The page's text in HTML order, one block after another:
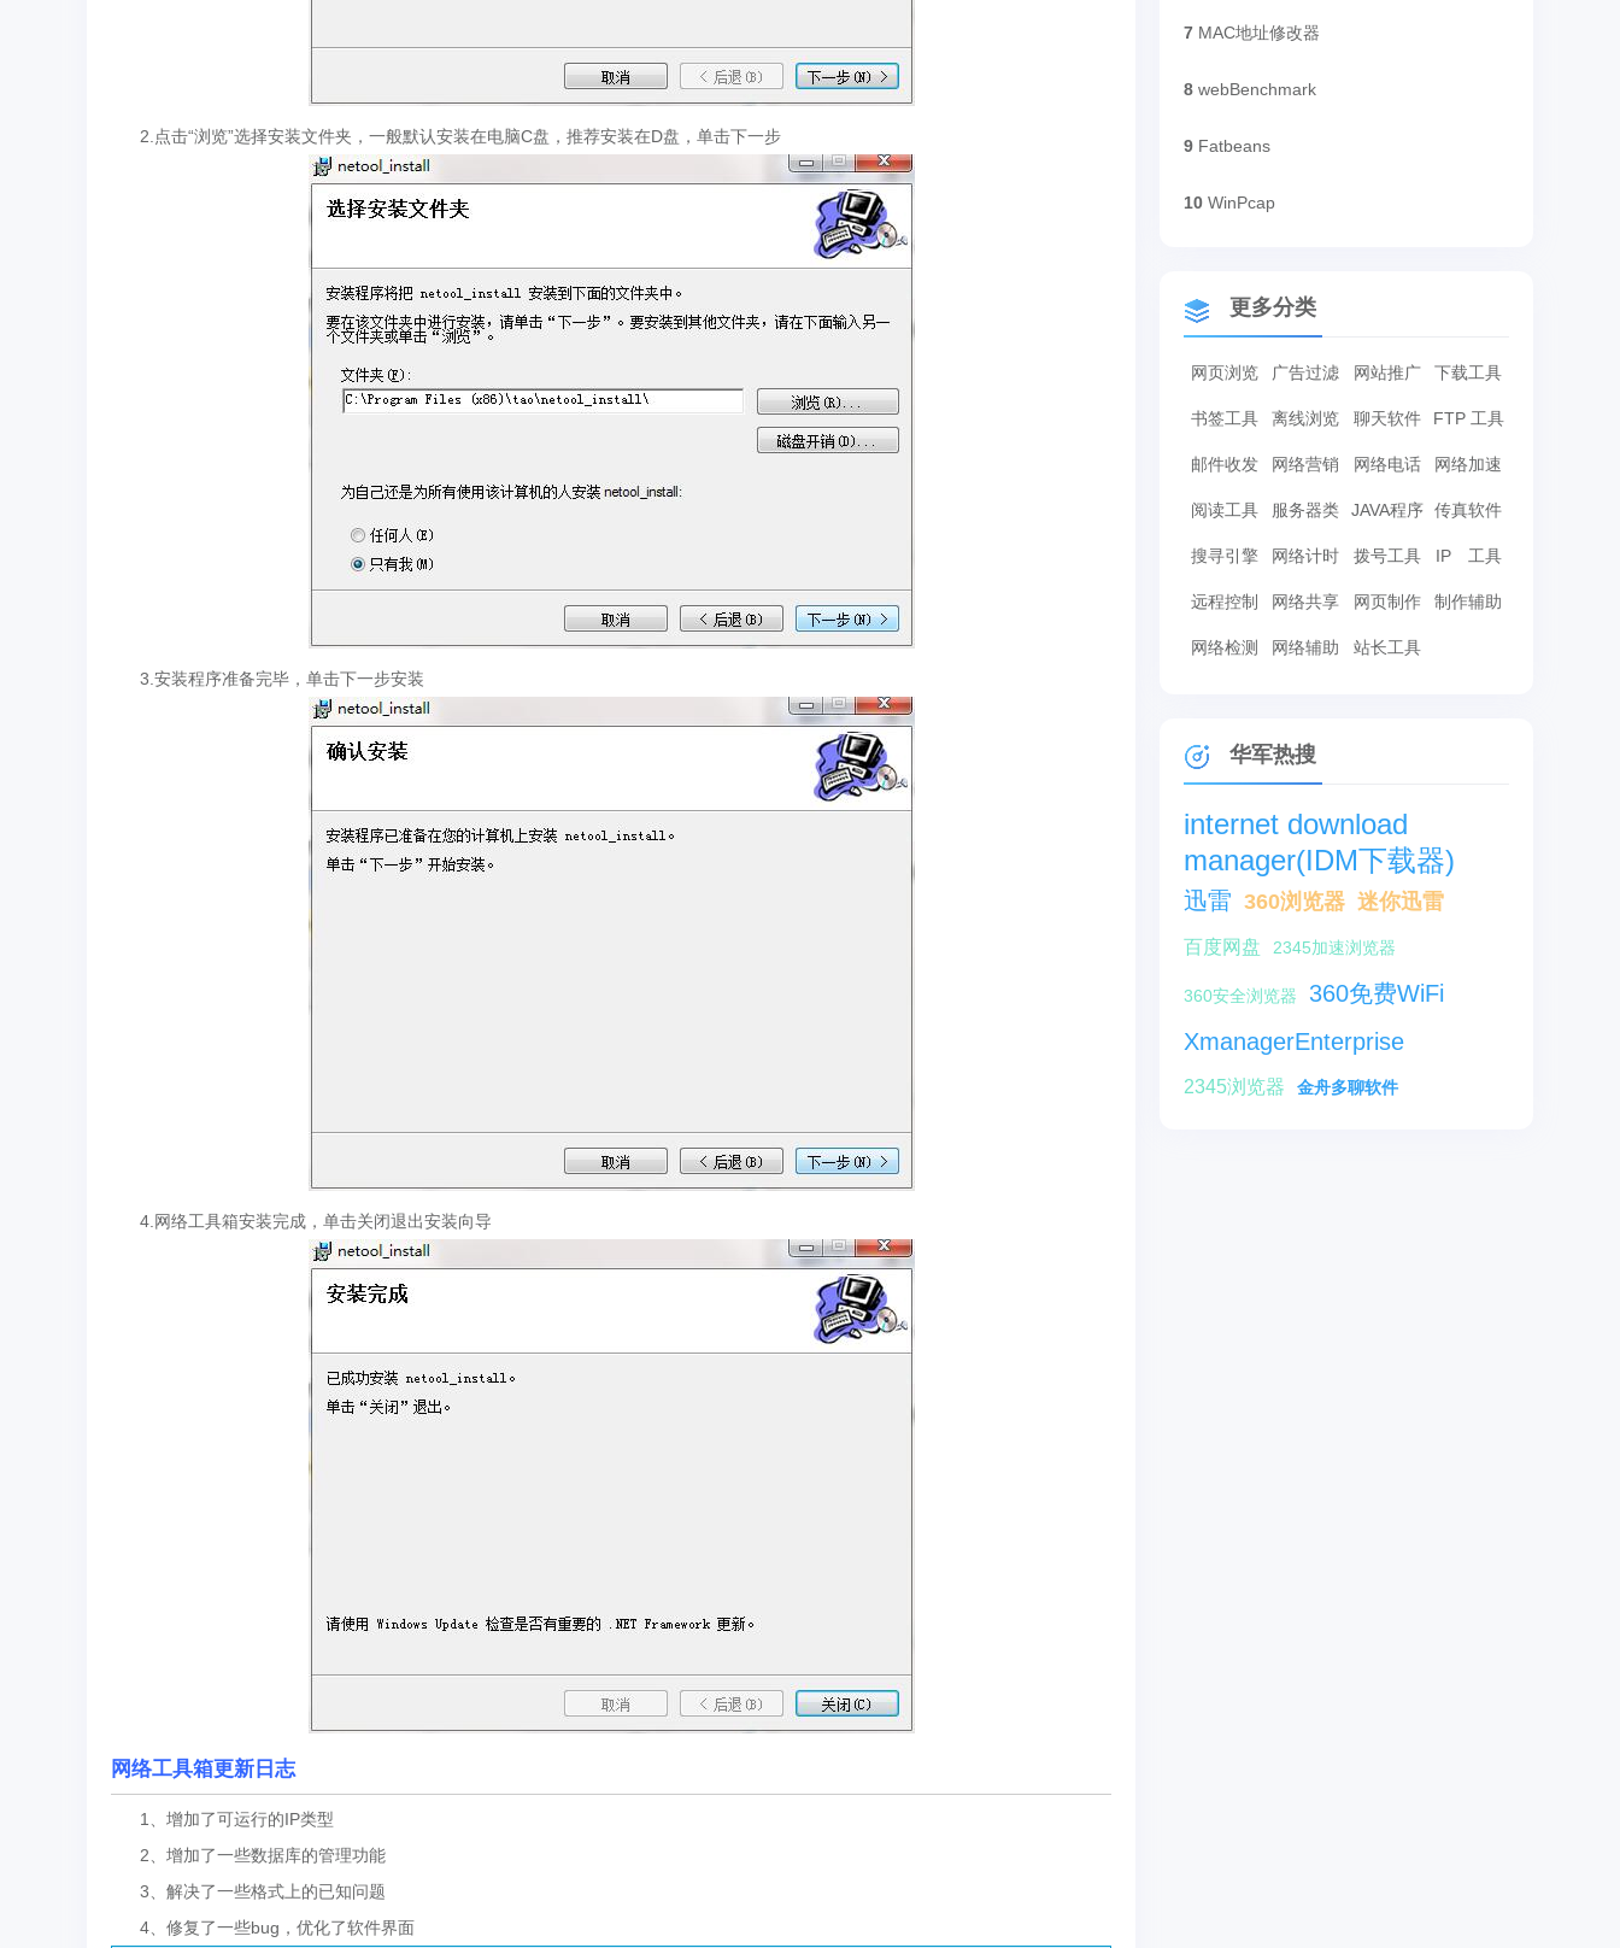
2.点击“浏览”选择安装文件夹，一般默认安装在电脑C盘，推荐安装在D盘，单击下一步
3.安装程序准备完毕，单击下一步安装
4.网络工具箱安装完成，单击关闭退出安装向导
网络工具箱更新日志
1、增加了可运行的IP类型
2、增加了一些数据库的管理功能
3、解决了一些格式上的已知问题
4、修复了一些bug，优化了软件界面
7 MAC地址修改器
8 webBenchmark
9 Fatbeans
10 WinPcap
更多分类
网页浏览 广告过滤 网站推广 下载工具
书签工具 离线浏览 聊天软件 FTP 工具
邮件收发 网络营销 网络电话 网络加速
阅读工具 服务器类 JAVA程序 传真软件
搜寻引擎 网络计时 拨号工具 IP 工具
远程控制 网络共享 网页制作 制作辅助
网络检测 网络辅助 站长工具
华军热搜
internet download
manager(IDM下载器)
迅雷 360浏览器 迷你迅雷
百度网盘 2345加速浏览器
360安全浏览器
360免费WiFi
XmanagerEnterprise
2345浏览器 金舟多聊软件